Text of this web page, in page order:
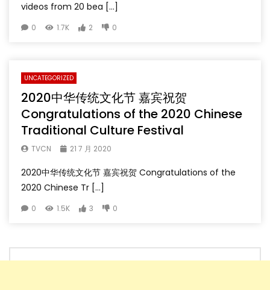
videos from 20 bea […]
0 1.7K 2 0
UNCATEGORIZED
2020中华传统文化节 嘉宾祝贺
Congratulations of the 2020 Chinese
Traditional Culture Festival
TVCN 21 7 月 2020
2020中华传统文化节 嘉宾祝贺 Congratulations of the
2020 Chinese Tr […]
0 1.5K 3 0